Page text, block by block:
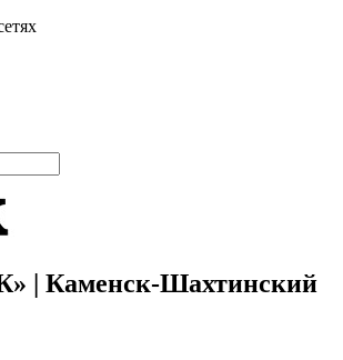
| Каменск-Шахтинский